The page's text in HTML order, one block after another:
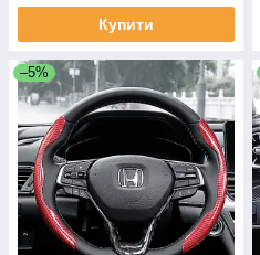
Купити
–5%